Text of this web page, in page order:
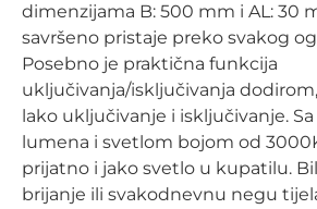
dimenzijama B: 500 mm i AL: 30
savršeno pristaje preko svakog
Posebno je praktična funkcija
uključivanja/isključivanja
lako uključivanje i isključivanje.
lumena i svetlom bojom od
prijatno i jako svetlo u kupatilu.
brijanje ili svakodnevnu negu